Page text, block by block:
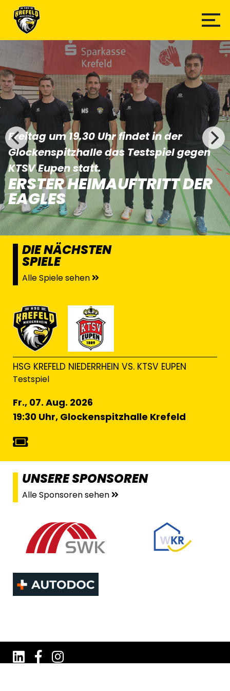
Freitag um 19.30 Uhr findet in der
Glockenspitzhalle das Testspiel gegen
KTSV Eupen statt.
ERSTER HEIMAUFTRITT DER
EAGLES
DIE NÄCHSTEN
SPIELE
Alle Spiele sehen
HSG KREFELD NIEDERRHEIN VS. KTSV EUPEN
Testspiel
Fr., 07. Aug. 2026
19:30 Uhr, Glockenspitzhalle Krefeld
UNSERE SPONSOREN
Alle Sponsoren sehen